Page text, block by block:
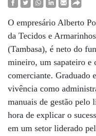
O empresário Alberto
da Tecidos e
(Tambasa), é neto do
mineiro, um sapateiro e
comerciante. Graduado
vivência como
manuais de gestão pelo
hora de explicar o
em um setor liderado